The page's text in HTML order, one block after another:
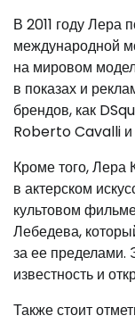
В 2011 году Лера
международной
на мировом
в показах и
брендов, как
Roberto Cavalli и
Кроме того, Лера
в актерском
культовом
Лебедева,
за ее
известность и
Также стоит